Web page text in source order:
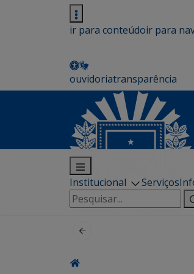
ir para conteúdoir para
ouvidoriatransparência
Institucional Serviços
Pesquisar
por: